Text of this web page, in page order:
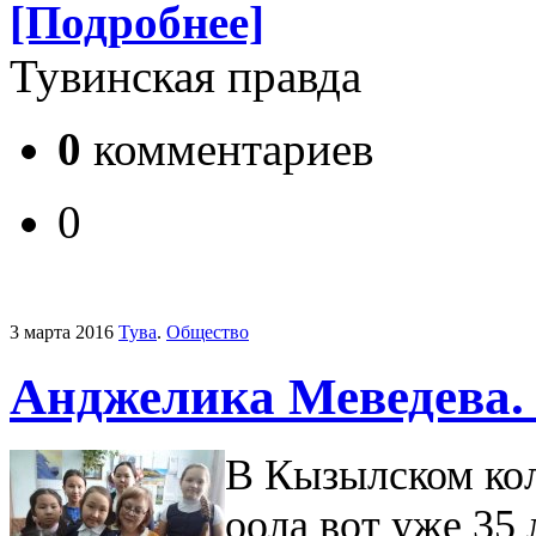
[Подробнее]
Тувинская правда
0 комментариев
0
3 марта 2016 Тува. Общество
Анджелика
В Кызылском
оола вот уже 35